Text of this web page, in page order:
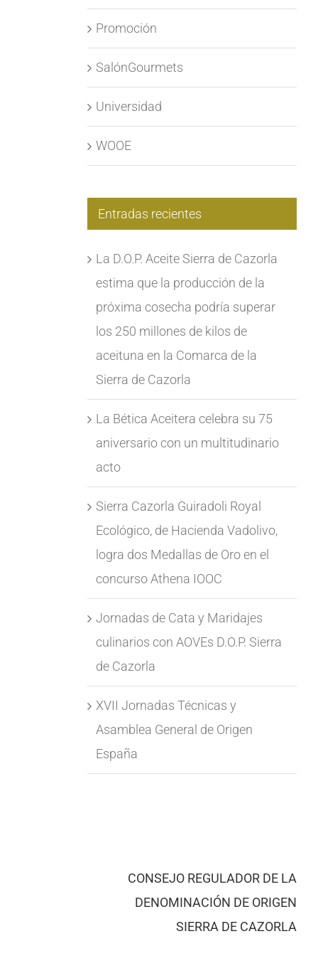
Promoción
SalónGourmets
Universidad
WOOE
Entradas recientes
La D.O.P. Aceite Sierra de Cazorla
estima que la producción de la
próxima cosecha podría superar
los 250 millones de kilos de
aceituna en la Comarca de la
Sierra de Cazorla
La Bética Aceitera celebra su 75
aniversario con un multitudinario
acto
Sierra Cazorla Guiradoli Royal
Ecológico, de Hacienda Vadolivo,
logra dos Medallas de Oro en el
concurso Athena IOOC
Jornadas de Cata y Maridajes
culinarios con AOVEs D.O.P. Sierra
de Cazorla
XVII Jornadas Técnicas y
Asamblea General de Origen
España
CONSEJO REGULADOR DE LA
DENOMINACIÓN DE ORIGEN
SIERRA DE CAZORLA